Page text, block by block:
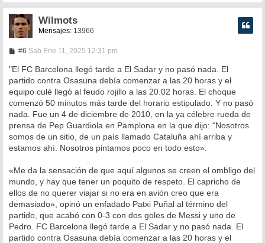
Wilmots
Mensajes: 13966
#6M
n
s
a
j
Sab Ene 11, 2025 12:31 pm
"El FC Barcelona llegó tarde a El Sadar y no pasó nada. El
partido contra Osasuna debía comenzar a las 20 horas y el
equipo culé llegó al feudo rojillo a las 20.02 horas. El choque
comenzó 50 minutos más tarde del horario estipulado. Y no pasó
nada. Fue un 4 de diciembre de 2010, en la ya célebre rueda de
prensa de Pep Guardiola en Pamplona en la que dijo: “Nosotros
somos de un sitio, de un país llamado Cataluña ahí arriba y
estamos ahí. Nosotros pintamos poco en todo esto».
«Me da la sensación de que aquí algunos se creen el ombligo del
mundo, y hay que tener un poquito de respeto. El capricho de
ellos de no querer viajar si no era en avión creo que era
demasiado», opinó un enfadado Patxi Puñal al término del
partido, que acabó con 0-3 con dos goles de Messi y uno de
Pedro. FC Barcelona llegó tarde a El Sadar y no pasó nada. El
partido contra Osasuna debía comenzar a las 20 horas y el